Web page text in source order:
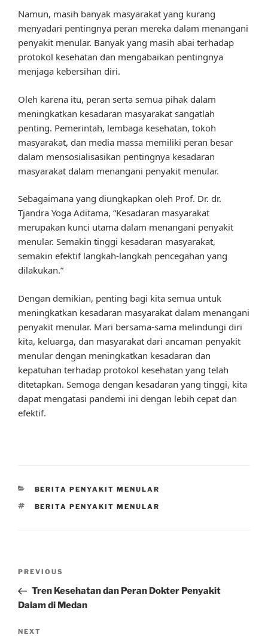
Namun, masih banyak masyarakat yang kurang
menyadari pentingnya peran mereka dalam menangani
penyakit menular. Banyak yang masih abai terhadap
protokol kesehatan dan mengabaikan pentingnya
menjaga kebersihan diri.
Oleh karena itu, peran serta semua pihak dalam
meningkatkan kesadaran masyarakat sangatlah
penting. Pemerintah, lembaga kesehatan, tokoh
masyarakat, dan media massa memiliki peran besar
dalam mensosialisasikan pentingnya kesadaran
masyarakat dalam menangani penyakit menular.
Sebagaimana yang diungkapkan oleh Prof. Dr. dr.
Tjandra Yoga Aditama, “Kesadaran masyarakat
merupakan kunci utama dalam menangani penyakit
menular. Semakin tinggi kesadaran masyarakat,
semakin efektif langkah-langkah pencegahan yang
dilakukan.”
Dengan demikian, penting bagi kita semua untuk
meningkatkan kesadaran masyarakat dalam menangani
penyakit menular. Mari bersama-sama melindungi diri
kita, keluarga, dan masyarakat dari ancaman penyakit
menular dengan meningkatkan kesadaran dan
kepatuhan terhadap protokol kesehatan yang telah
ditetapkan. Semoga dengan kesadaran yang tinggi, kita
dapat mengatasi pandemi ini dengan lebih cepat dan
efektif.
CATEGORIES
BERITA PENYAKIT MENULAR
TAGS
BERITA PENYAKIT MENULAR
Previous
Post
PREVIOUS
Tren Kesehatan dan Peran Dokter Penyakit
Dalam di Medan
Next
NEXT